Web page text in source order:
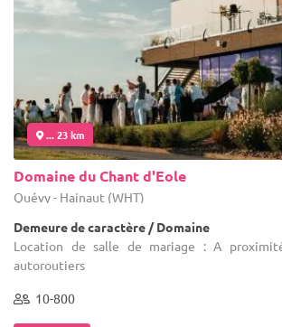
... 23 km
Domaine du Chant d'Eole
Quévy - Hainaut (WHT)
Demeure de caractère / Domaine
Location de salle de mariage : A
autoroutiers
10-800